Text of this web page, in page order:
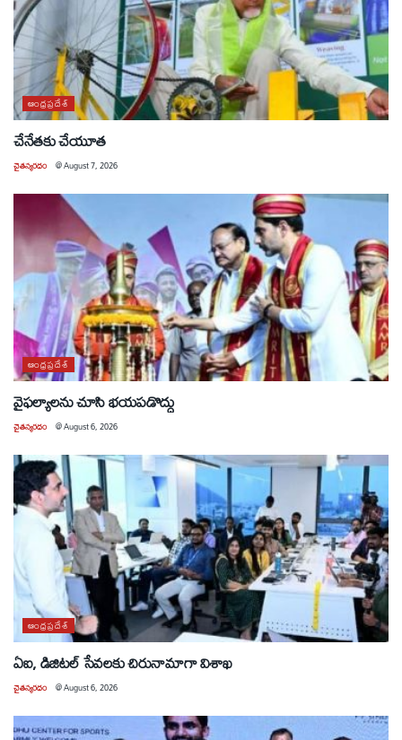
ఆంధ్రప్రదేశ్
చేనేతకు చేయూత
చైతన్యరధం @August 7, 2026
ఆంధ్రప్రదేశ్
వైఫల్యాలను చూసి భయపడొద్దు
చైతన్యరధం @August 6, 2026
ఆంధ్రప్రదేశ్
ఏఐ, డిజిటల్ సేవలకు చిరునామాగా విశాఖ
చైతన్యరధం @August 6, 2026